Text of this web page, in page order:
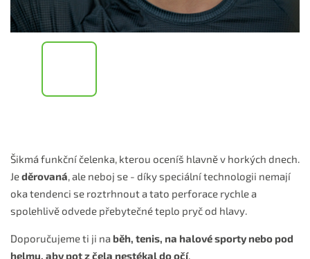
Šikmá funkční čelenka, kterou oceníš hlavně v horkých dnech.
Jeděrovaná, ale neboj se - díky speciální technologii nemají
oka tendenci se roztrhnout a tato perforace rychle a
spolehlivě odvede přebytečné teplo pryč od hlavy.
Doporučujeme ti ji na běh, tenis, na halové sporty nebo pod
helmu, aby pot z čela nestékal do očí.